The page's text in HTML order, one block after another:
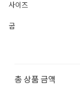
사이즈
굽
총 상품 금액